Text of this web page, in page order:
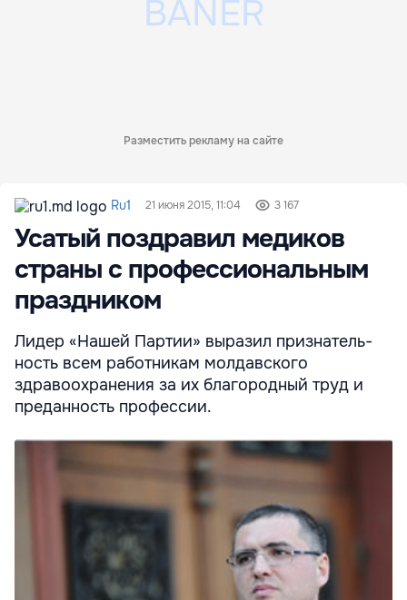
Разместить рекламу на сайте
Ru1 21 июня 2015, 11:04 3 167
Усатый поздравил медиков
страны с профессиональным
праздником
Лидер «Нашей Партии» выразил признатель­
ность всем работникам молдавского
здравоохранения за их благородный труд и
преданность профессии.